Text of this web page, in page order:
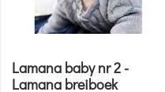
Lamana baby nr 2 -
Lamana breiboek